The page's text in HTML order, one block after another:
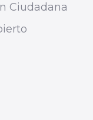
Ciudadana